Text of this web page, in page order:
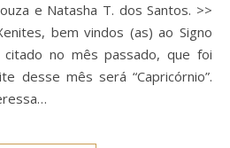
bem vindos (as) ao Signo
no mês passado, que foi
desse mês será “Capricórnio”.